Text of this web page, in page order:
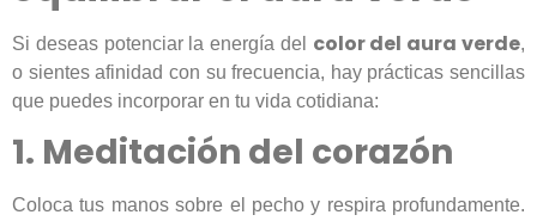
Si deseas potenciar la energía del color del aura verde,
o sientes afinidad con su frecuencia, hay prácticas sencillas
que puedes incorporar en tu vida cotidiana:
1. Meditación del corazón
Coloca tus manos sobre el pecho y respira profundamente.